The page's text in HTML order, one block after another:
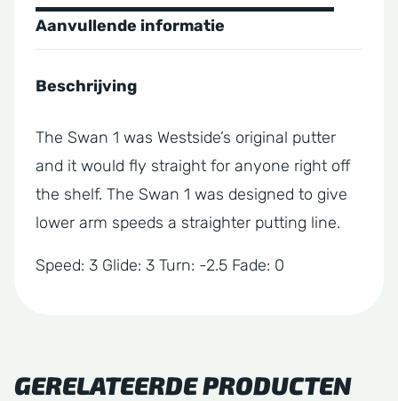
Aanvullende informatie
Beschrijving
The Swan 1 was Westside’s original putter
and it would fly straight for anyone right off
the shelf. The Swan 1 was designed to give
lower arm speeds a straighter putting line.
Speed: 3 Glide: 3 Turn: -2.5 Fade: 0
GERELATEERDE PRODUCTEN